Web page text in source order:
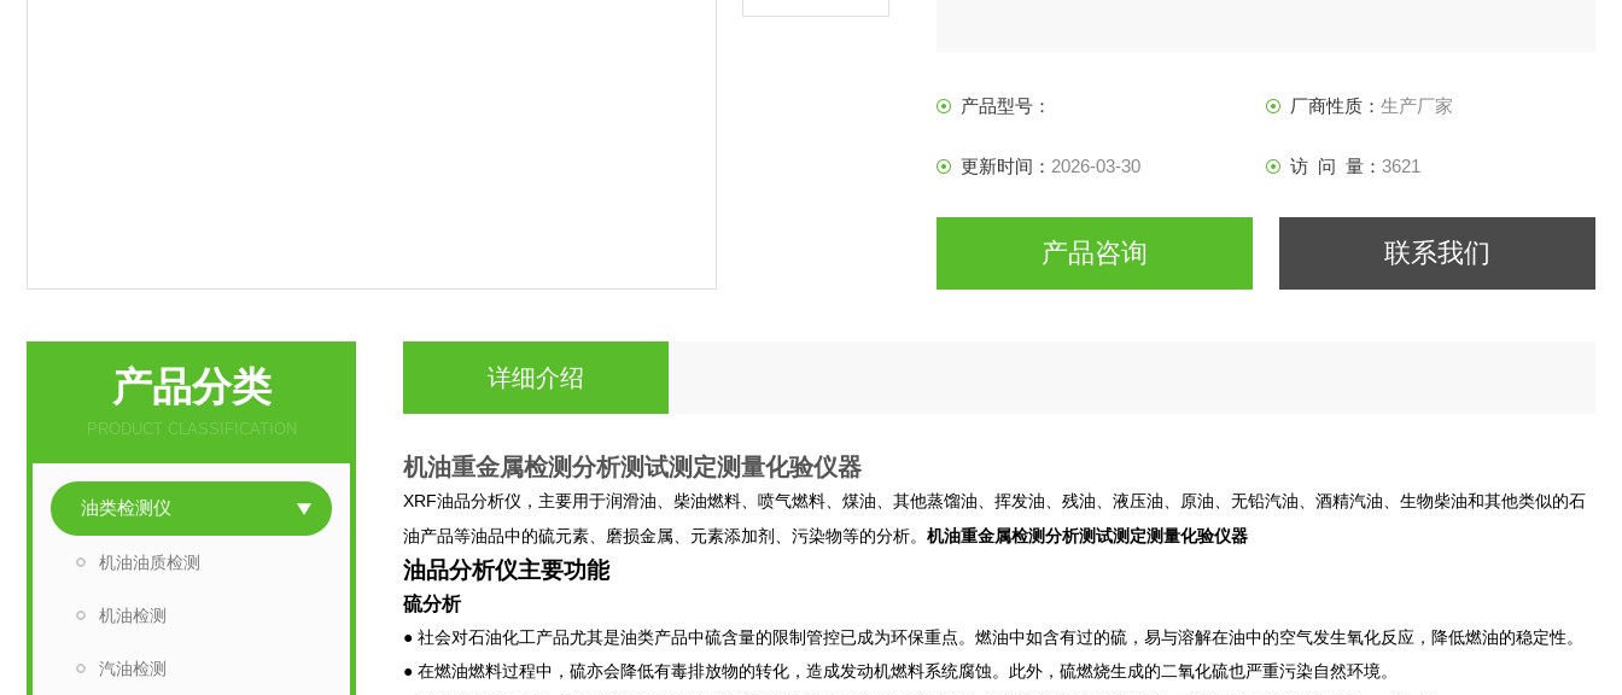
产品型号： 厂商性质： 生产厂家
更新时间： 2026-03-30 访 问 量： 3621
产品咨询 联系我们
产品分类
PRODUCT CLASSIFICATION
油类检测仪
机油油质检测
机油检测
汽油检测
详细介绍
机油重金属检测分析测试测定测量化验仪器
XRF油品分析仪，主要用于润滑油、柴油燃料、喷气燃料、煤油、其他蒸馏油、挥发油、残油、液压油、原油、无铅汽油、酒精汽油、生物柴油和其他类似的石
油产品等油品中的硫元素、磨损金属、元素添加剂、污染物等的分析。 机油重金属检测分析测试测定测量化验仪器
油品分析仪主要功能
硫分析
● 社会对石油化工产品尤其是油类产品中硫含量的限制管控已成为环保重点。燃油中如含有过的硫，易与溶解在油中的空气发生氧化反应，降低燃油的稳定性。
● 在燃油燃料过程中，硫亦会降低有毒排放物的转化，造成发动机燃料系统腐蚀。此外，硫燃烧生成的二氧化硫也严重污染自然环境。